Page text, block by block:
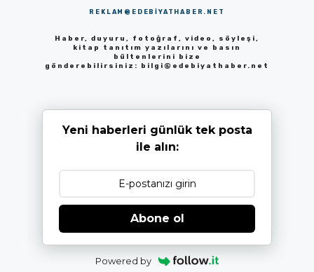
REKLAM@EDEBIYATHABER.NET
Haber, duyuru, fotoğraf, video, söyleşi,
kitap tanıtım yazılarını ve basın
bültenlerini bize
gönderebilirsiniz: bilgi@edebiyathaber.net
Yeni haberleri günlük tek posta
ile alın:
Abone ol
Powered by